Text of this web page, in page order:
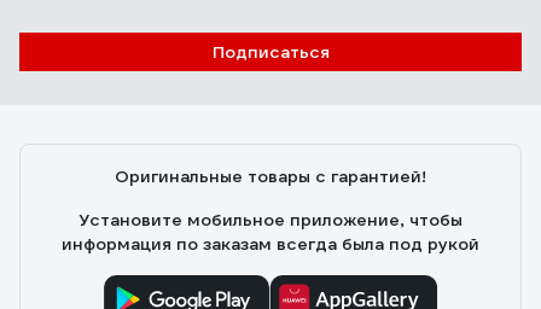
Подписаться
Оригинальные товары с гарантией!
Установите мобильное приложение, чтобы
информация по заказам всегда была под рукой